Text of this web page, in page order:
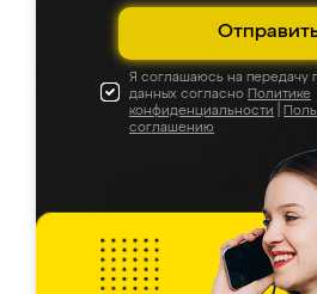
Я соглашаюсь на передачу
данных согласно Политике
конфиденциальности
соглашению